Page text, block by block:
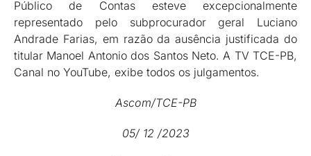
Público de Contas esteve excepcionalmente
representado pelo subprocurador geral Luciano
Andrade Farias, em razão da ausência justificada do
titular Manoel Antonio dos Santos Neto. A TV TCE-PB,
Canal no YouTube, exibe todos os julgamentos.
Ascom/TCE-PB
05/ 12 /2023